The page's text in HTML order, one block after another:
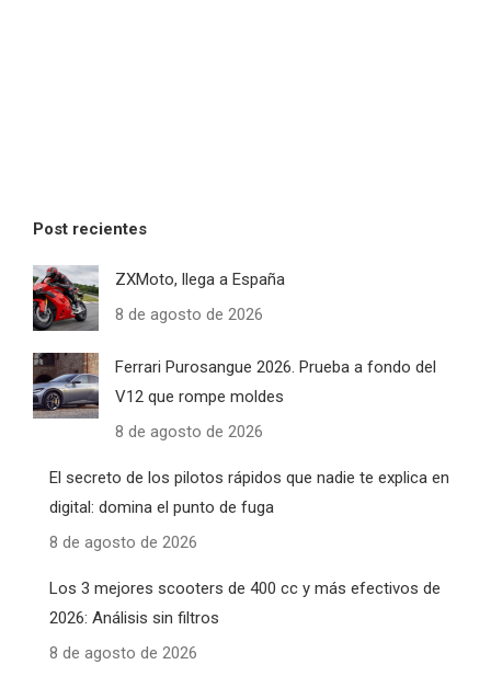
Post recientes
ZXMoto, llega a España
8 de agosto de 2026
Ferrari Purosangue 2026. Prueba a fondo del
V12 que rompe moldes
8 de agosto de 2026
El secreto de los pilotos rápidos que nadie te explica en
digital: domina el punto de fuga
8 de agosto de 2026
Los 3 mejores scooters de 400 cc y más efectivos de
2026: Análisis sin filtros
8 de agosto de 2026